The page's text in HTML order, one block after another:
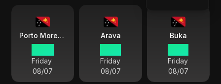
Porto Moresby
Friday
08/07
Arava
Friday
08/07
Buka
Friday
08/07